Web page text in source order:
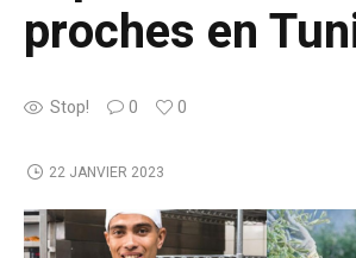
proches en
Stop! 0 0
22 JANVIER 2023